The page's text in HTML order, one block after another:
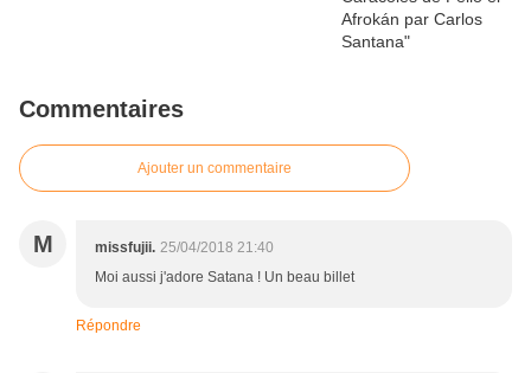
Commentaires
Ajouter un commentaire
M missfujii. 25/04/2018 21:40
Moi aussi j'adore Satana ! Un beau billet
Répondre